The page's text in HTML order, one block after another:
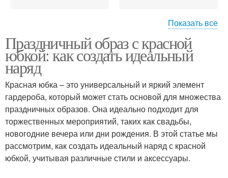
Деловой стиль Пляжный стиль
Советы по стилю Повседневный стиль
Вечерний стиль Стиль для осени
Показать все
Праздничный образ с красной
юбкой: как создать идеальный
наряд
Красная юбка – это универсальный и яркий элемент
гардероба, который может стать основой для множества
праздничных образов. Она идеально подходит для
торжественных мероприятий, таких как свадьбы,
новогодние вечера или дни рождения. В этой статье мы
рассмотрим, как создать идеальный наряд с красной
юбкой, учитывая различные стили и аксессуары.